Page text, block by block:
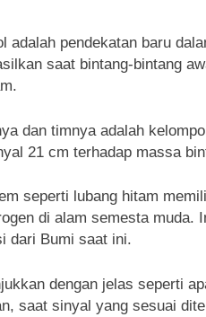
adalah pendekatan baru
saat bintang-bintang
dan timnya adalah
21 cm terhadap massa
seperti lubang hitam
di alam semesta muda.
dari Bumi saat ini.
dengan jelas seperti
saat sinyal yang sesuai